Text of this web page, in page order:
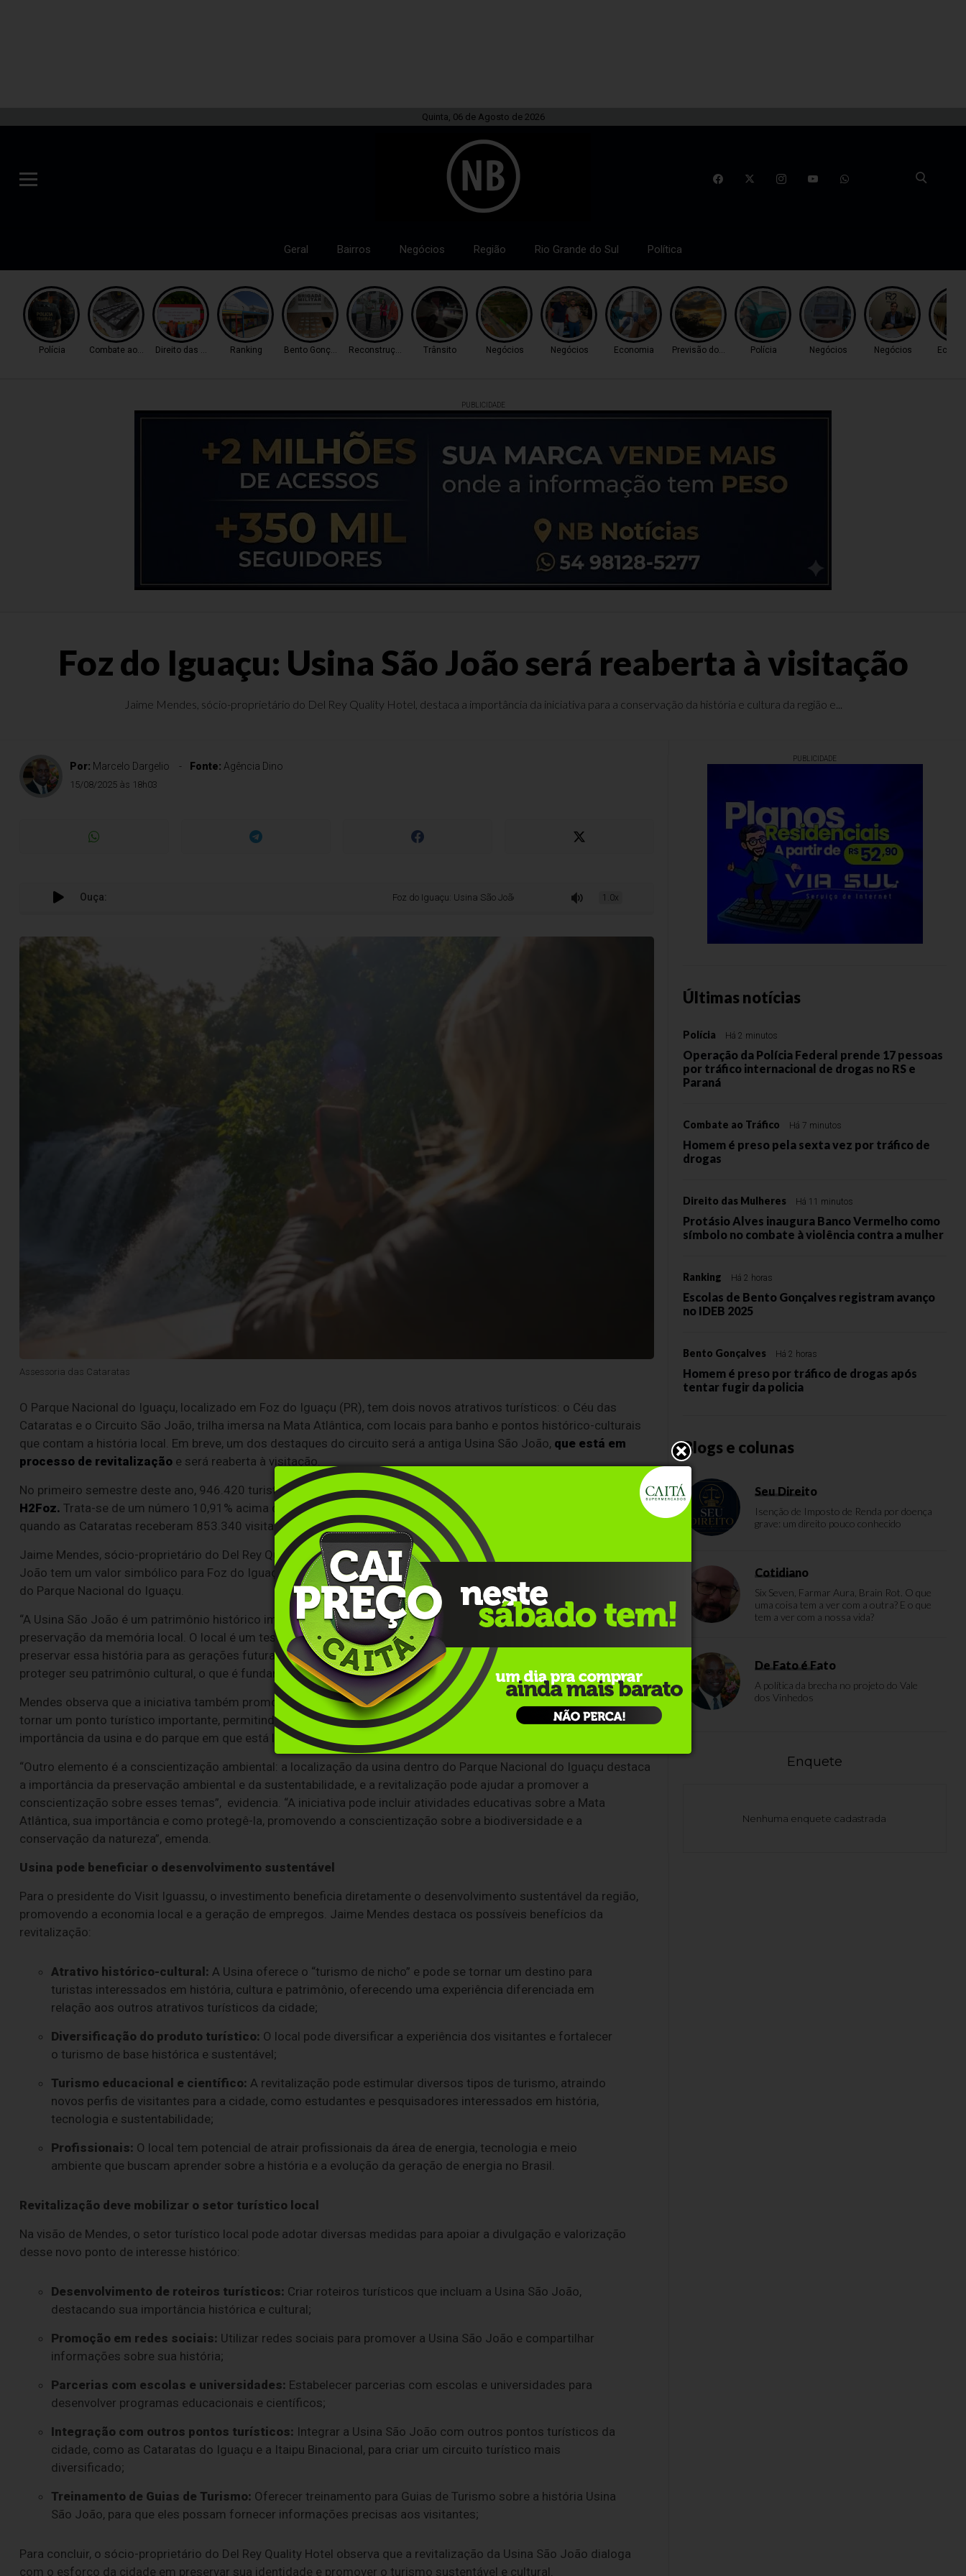
Quinta, 06 de Agosto de 2026
Geral Bairros Negócios Região Rio Grande do Sul Política
Polícia Combate ao TráficoDireito das MulheresRanking Bento GonçalvesReconstrução Trânsito Negócios Negócios Economia Previsão do Tempo Polícia Negócios Negócios
PUBLICIDADE
Foz do Iguaçu: Usina São João será reaberta à visitação
Jaime Mendes, sócio-proprietário do Del Rey Quality Hotel, destaca a importância da iniciativa para a conservação da história e cultura da região e...
Por: Marcelo Dargelio Fonte: Agência Dino
15/08/2025 às 18h03
Ouça: Foz do Iguaçu: Usina São João será reaberta à visitação 1.0x
Assessoria das Cataratas
O Parque Nacional do Iguaçu, localizado em Foz do Iguaçu (PR), tem dois novos atrativos turísticos: o Céu das
Cataratas e o Circuito São João, trilha imersa na Mata Atlântica, com locais para banho e pontos histórico-culturais
que contam a história local. Em breve, um dos destaques do circuito será a antiga Usina São João, que está em
processo de revitalização e será reaberta à visitação.
No primeiro semestre deste ano, 946.420 turistas visitaram o local, conforme dados repercutidos pelo
H2Foz. Trata-se de um número 10,91% acima do que foi registrado nos seis primeiros meses do ano passado,
quando as Cataratas receberam 853.340 visitantes.
Jaime Mendes, sócio-proprietário do Del Rey Quality Hotel e presidente do Visit Iguassu, ressalta que a Usina São
João tem um valor simbólico para Foz do Iguaçu, por ser a primeira hidrelétrica da cidade e estar localizada dentro
do Parque Nacional do Iguaçu.
“A Usina São João é um patrimônio histórico importante para Foz, e sua revitalização é um passo significativo para a
preservação da memória local. O local é um testemunho da história da cidade e da região, e sua revitalização ajuda a
preservar essa história para as gerações futuras. A iniciativa demonstra o compromisso da cidade em valorizar e
proteger seu patrimônio cultural, o que é fundamental para a identidade e a memória local”, afirma.
Mendes observa que a iniciativa também promove o turismo e a educação. Isso porque a usina revitalizada pode se
tornar um ponto turístico importante, permitindo que visitantes e moradores locais aprendam sobre a história e a
importância da usina e do parque em que está localizada.
“Outro elemento é a conscientização ambiental: a localização da usina dentro do Parque Nacional do Iguaçu destaca
a importância da preservação ambiental e da sustentabilidade, e a revitalização pode ajudar a promover a
conscientização sobre esses temas”, evidencia. “A iniciativa pode incluir atividades educativas sobre a Mata
Atlântica, sua importância e como protegê-la, promovendo a conscientização sobre a biodiversidade e a
conservação da natureza”, emenda.
Usina pode beneficiar o desenvolvimento sustentável
Para o presidente do Visit Iguassu, o investimento beneficia diretamente o desenvolvimento sustentável da região,
promovendo a economia local e a geração de empregos. Jaime Mendes destaca os possíveis benefícios da
revitalização:
Atrativo histórico-cultural: A Usina oferece o “turismo de nicho” e pode se tornar um destino para
turistas interessados em história, cultura e patrimônio, oferecendo uma experiência diferenciada em
relação aos outros atrativos turísticos da cidade;
Diversificação do produto turístico: O local pode diversificar a experiência dos visitantes e fortalecer
o turismo de base histórica e sustentável;
Turismo educacional e científico: A revitalização pode estimular diversos tipos de turismo, atraindo
novos perfis de visitantes para a cidade, como estudantes e pesquisadores interessados em história,
tecnologia e sustentabilidade;
Profissionais: O local tem potencial de atrair profissionais da área de energia, tecnologia e meio
ambiente que buscam aprender sobre a história e a evolução da geração de energia no Brasil.
Revitalização deve mobilizar o setor turístico local
Na visão de Mendes, o setor turístico local pode adotar diversas medidas para apoiar a divulgação e valorização
desse novo ponto de interesse histórico:
Desenvolvimento de roteiros turísticos: Criar roteiros turísticos que incluam a Usina São João,
destacando sua importância histórica e cultural;
Promoção em redes sociais: Utilizar redes sociais para promover a Usina São João e compartilhar
informações sobre sua história;
Parcerias com escolas e universidades: Estabelecer parcerias com escolas e universidades para
desenvolver programas educacionais e científicos;
Integração com outros pontos turísticos: Integrar a Usina São João com outros pontos turísticos da
cidade, como as Cataratas do Iguaçu e a Itaipu Binacional, para criar um circuito turístico mais
diversificado;
Treinamento de Guias de Turismo: Oferecer treinamento para Guias de Turismo sobre a história Usina
São João, para que eles possam fornecer informações precisas aos visitantes;
Para concluir, o sócio-proprietário do Del Rey Quality Hotel observa que a revitalização da Usina São João dialoga
com o esforço da cidade em preservar sua identidade e promover o turismo sustentável e cultural.
PUBLICIDADE
Últimas notícias
Polícia Há 2 minutos
Operação da Polícia Federal prende 17 pessoas
por tráfico internacional de drogas no RS e
Paraná
Combate ao Tráfico Há 7 minutos
Homem é preso pela sexta vez por tráfico de
drogas
Direito das Mulheres Há 11 minutos
Protásio Alves inaugura Banco Vermelho como
símbolo no combate à violência contra a mulher
Ranking Há 2 horas
Escolas de Bento Gonçalves registram avanço
no IDEB 2025
Bento Gonçalves Há 2 horas
Homem é preso por tráfico de drogas após
tentar fugir da policia
Blogs e colunas
Seu Direito
Isenção de Imposto de Renda por doença
grave: um direito pouco conhecido
Cotidiano
Six Seven, Farmar Aura, Brain Rot. O que
uma coisa tem a ver com a outra? E o que
tem a ver com a nossa vida?
De Fato é Fato
A política da brecha no projeto do Vale
dos Vinhedos
Enquete
Nenhuma enquete cadastrada